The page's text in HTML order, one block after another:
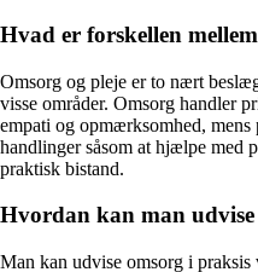
Hvad er forskellen
Omsorg og pleje er to nært
visse områder. Omsorg handler
empati og opmærksomhed,
handlinger såsom at hjælpe med
praktisk bistand.
Hvordan kan man
Man kan udvise omsorg i